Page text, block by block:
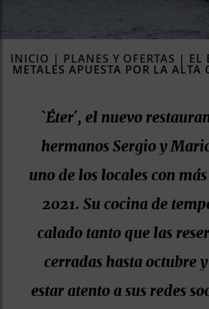
INICIO | PLANES Y OFERTAS | EL
METALES APUESTA POR LA ALTA
`Éter´, el nuevo
hermanos Sergio y
uno de los locales con
2021. Su cocina de
calado tanto que las
cerradas hasta octubre
estar atento a sus redes